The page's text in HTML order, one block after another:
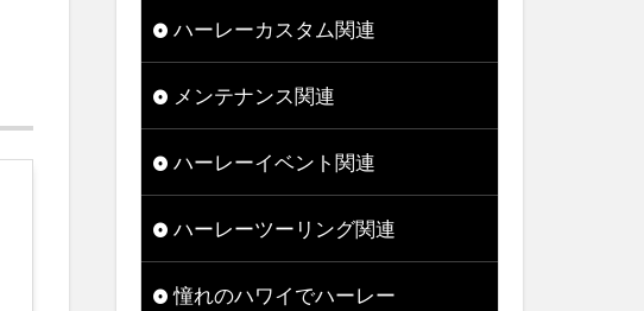
ハーレーカスタム関連
メンテナンス関連
ハーレーイベント関連
ハーレーツーリング関連
憧れのハワイでハーレー